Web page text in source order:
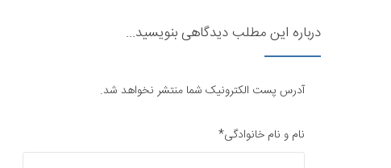
درباره این مطلب دیدگاهی بنویسید...
آدرس پست الکترونیک شما منتشر نخواهد شد.
نام و نام خانوادگی*